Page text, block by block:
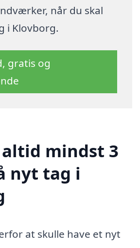
når du skal
i Klovborg.
gratis og
mindst 3
nyt tag i
at skulle have et nyt